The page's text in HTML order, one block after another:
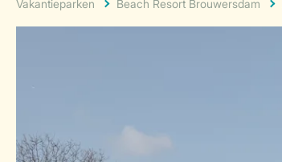
Vakantieparken Beach Resort Brouwersdam